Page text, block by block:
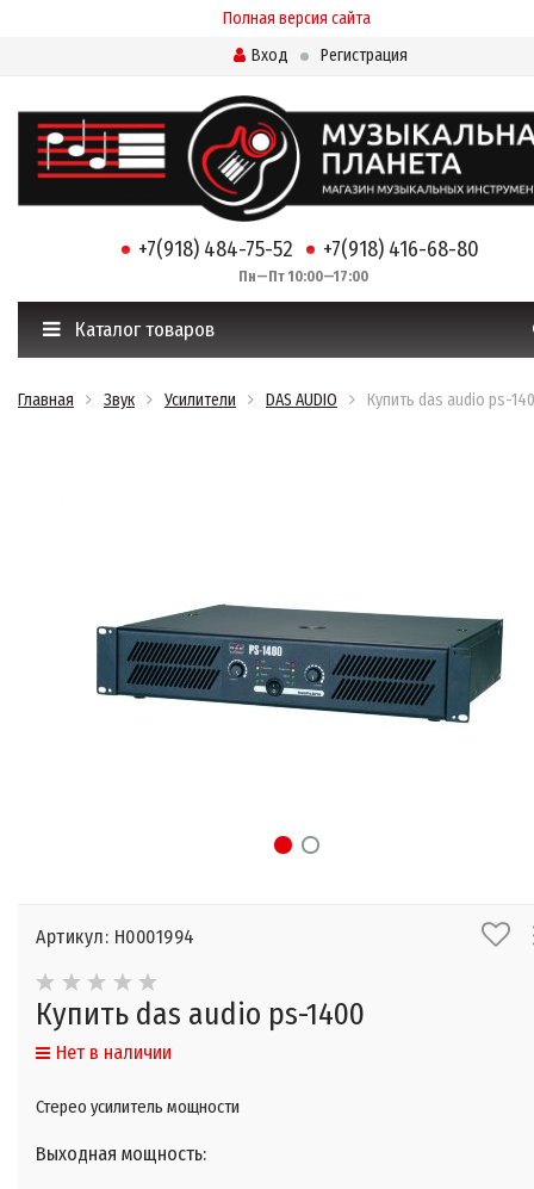
Полная версия сайта
Вход
Регистрация
+7(918) 484-75-52 +7(918) 416-68-80
Пн—Пт 10:00—17:00
Каталог товаров
Главная Звук Усилители DAS AUDIO Купить das audio ps-
Артикул: Н0001994
Купить das audio ps-1400
Нет в наличии
Стерео усилитель мощности
Выходная мощность: